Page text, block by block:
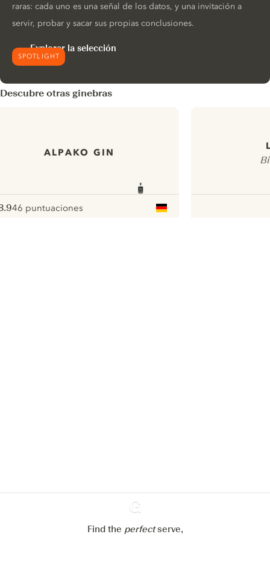
SPOTLIGHT
raras: cada uno es una señal de los datos, y una invitación a
servir, probar y sacar sus propias conclusiones.
Explorar la selección
Descubre otras ginebras
ALPAKO GIN
pour
46 puntuaciones
Ginventory
Find the perfectserve,